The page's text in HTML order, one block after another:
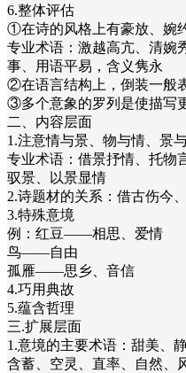
6.整体评估
①在诗的风格上有豪放、婉
专业术语：激越高亢、清婉
事、用语平易，含义隽永
②在语言结构上，倒装一般
③多个意象的罗列是使描写
二、内容层面
1.注意情与景、物与情、景
专业术语：借景抒情、托物
驭景、以景显情
2.诗题材的关系：借古伤今
3.特殊意境
例：红豆——相思、爱情
鸟——自由
孤雁——思乡、音信
4.巧用典故
5.蕴含哲理
三.扩展层面
1.意境的主要术语：甜美、
含蓄、空灵、直率、自然、